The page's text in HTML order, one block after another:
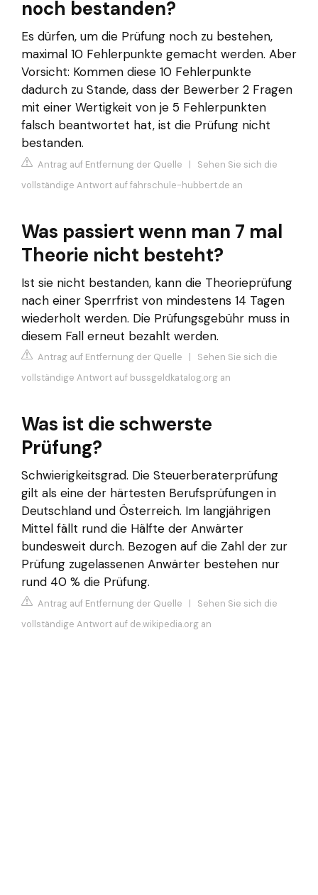
noch bestanden?
Es dürfen, um die Prüfung noch zu bestehen,
maximal 10 Fehlerpunkte gemacht werden. Aber
Vorsicht: Kommen diese 10 Fehlerpunkte
dadurch zu Stande, dass der Bewerber 2 Fragen
mit einer Wertigkeit von je 5 Fehlerpunkten
falsch beantwortet hat, ist die Prüfung nicht
bestanden.
Antrag auf Entfernung der Quelle | Sehen Sie sich die
vollständige Antwort auf fahrschule-hubbert.de an
Was passiert wenn man 7 mal
Theorie nicht besteht?
Ist sie nicht bestanden, kann die Theorieprüfung
nach einer Sperrfrist von mindestens 14 Tagen
wiederholt werden. Die Prüfungsgebühr muss in
diesem Fall erneut bezahlt werden.
Antrag auf Entfernung der Quelle | Sehen Sie sich die
vollständige Antwort auf bussgeldkatalog.org an
Was ist die schwerste
Prüfung?
Schwierigkeitsgrad. Die Steuerberaterprüfung
gilt als eine der härtesten Berufsprüfungen in
Deutschland und Österreich. Im langjährigen
Mittel fällt rund die Hälfte der Anwärter
bundesweit durch. Bezogen auf die Zahl der zur
Prüfung zugelassenen Anwärter bestehen nur
rund 40 % die Prüfung.
Antrag auf Entfernung der Quelle | Sehen Sie sich die
vollständige Antwort auf de.wikipedia.org an